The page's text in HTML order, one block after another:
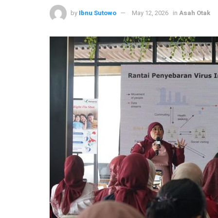
by Ibnu Sutowo May 12, 2026 in Asah Otak